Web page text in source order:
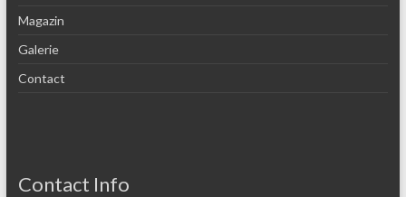
Magazin
Galerie
Contact
Contact Info